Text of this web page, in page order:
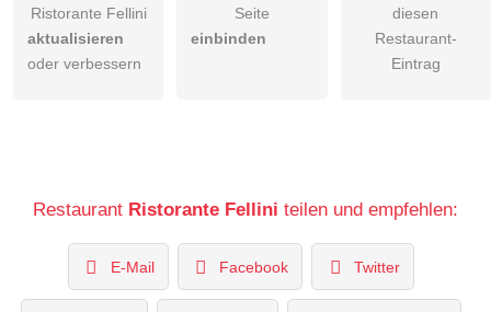
Ristorante Fellini
aktualisieren
oder verbessern
Seite
einbinden
diesen
Restaurant-
Eintrag
Restaurant Ristorante Fellini teilen und empfehlen:
E-Mail Facebook Twitter